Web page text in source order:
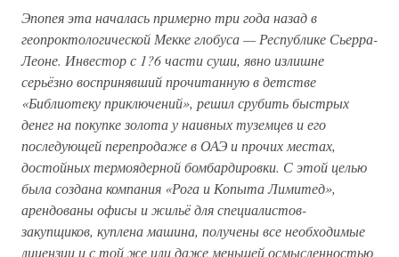
Эпопея эта началась примерно три года назад в
геопроктологической Мекке глобуса — Республике Сьерра-
Леоне. Инвестор с 1?6 части суши, явно излишне
серьёзно воспринявший прочитанную в детстве
«Библиотеку приключений», решил срубить быстрых
денег на покупке золота у наивных туземцев и его
последующей перепродаже в ОАЭ и прочих местах,
достойных термоядерной бомбардировки. С этой целью
была создана компания «Рога и Копыта Лимитед»,
арендованы офисы и жильё для специалистов-
закупщиков, куплена машина, получены все необходимые
лицензии и с той же или даже меньшей осмысленностью